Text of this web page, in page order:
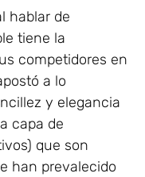
hablar de
tiene la
competidores en
a lo
y elegancia
capa de
que son
han prevalecido